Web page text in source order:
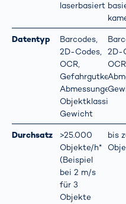
laserbasiert
Datentyp
Barcodes,
2D-Codes,
OCR,
Abmessungen,
Gewicht
2D-
Durchsatz
>25.000
Objekte/h*
(Beispiel
bei 2 m/s
für 3
Objekte
bis